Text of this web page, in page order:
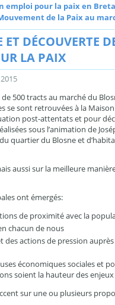
emploi pour la paix en
de la Paix au
DÉCOUVERTE
LA PAIX
500 tracts au marché du
se sont retrouvées à la
post-attentats et pour
sous l’animation de
quartier du Blosne et
aussi sur la meilleure
ont émergés:
de proximité avec la
chacun de nous
des actions de pression
économiques sociales et
soient la hauteur des enjeux
sur une ou plusieurs